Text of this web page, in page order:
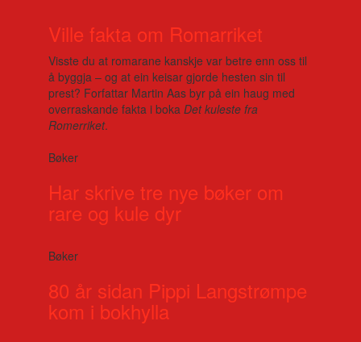
Ville fakta om Romarriket
Visste du at romarane kanskje var betre enn oss til
å byggja – og at ein keisar gjorde hesten sin til
prest? Forfattar Martin Aas byr på ein haug med
overraskande fakta i boka Det kuleste fra
Romerriket.
Bøker
Har skrive tre nye bøker om
rare og kule dyr
Bøker
80 år sidan Pippi Langstrømpe
kom i bokhylla